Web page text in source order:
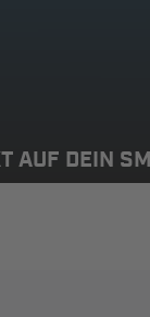
AUF DEIN